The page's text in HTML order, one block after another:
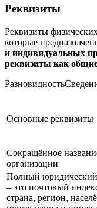
«Система
Нужно просто ввести
обработки.
Таким образом, зная
можно узнать
организации. В
информацию о
отсутствии.
сайте налоговой
гарантию
Реквизиты
Реквизиты
которые
и индивидуальных
реквизиты как